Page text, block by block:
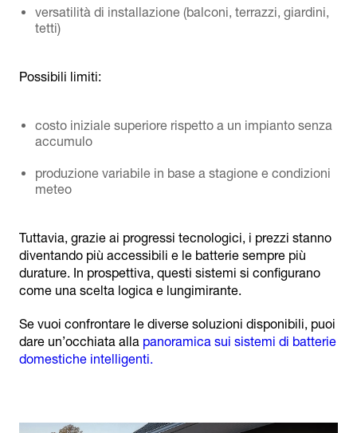
versatilità di installazione (balconi, terrazzi, giardini,
tetti)
Possibili limiti:
costo iniziale superiore rispetto a un impianto senza
accumulo
produzione variabile in base a stagione e condizioni
meteo
Tuttavia, grazie ai progressi tecnologici, i prezzi stanno
diventando più accessibili e le batterie sempre più
durature. In prospettiva, questi sistemi si configurano
come una scelta logica e lungimirante.
Se vuoi confrontare le diverse soluzioni disponibili, puoi
dare un’occhiata alla panoramica sui sistemi di batterie
domestiche intelligenti.